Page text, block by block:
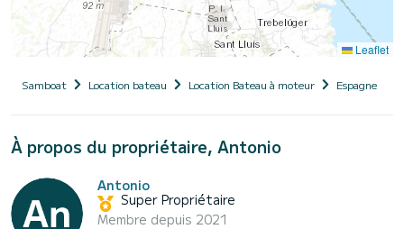
Leaflet
Samboat Location bateau Location Bateau à moteur Espagne
À propos du propriétaire, Antonio
Antonio
Super Propriétaire
Membre depuis 2021